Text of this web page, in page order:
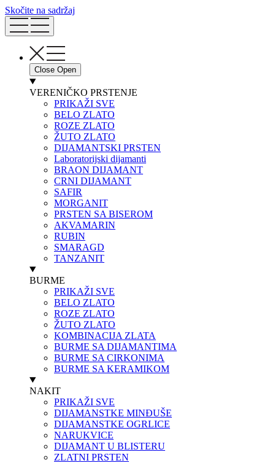
Skočite na sadržaj
Close Open
VERENIČKO PRSTENJE
PRIKAŽI SVE
BELO ZLATO
ROZE ZLATO
ŽUTO ZLATO
DIJAMANTSKI PRSTEN
Laboratorijski dijamanti
BRAON DIJAMANT
CRNI DIJAMANT
SAFIR
MORGANIT
PRSTEN SA BISEROM
AKVAMARIN
RUBIN
SMARAGD
TANZANIT
BURME
PRIKAŽI SVE
BELO ZLATO
ROZE ZLATO
ŽUTO ZLATO
KOMBINACIJA ZLATA
BURME SA DIJAMANTIMA
BURME SA CIRKONIMA
BURME SA KERAMIKOM
NAKIT
PRIKAŽI SVE
DIJAMANSTKE MINĐUŠE
DIJAMANSTKE OGRLICE
NARUKVICE
DIJAMANT U BLISTERU
ZLATNI PRSTEN